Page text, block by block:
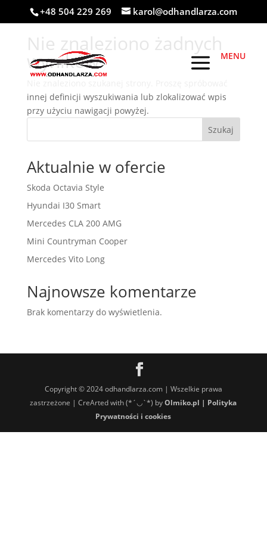
+48 504 229 269 karol@odhandlarza.com
Nie znaleziono żadnych
wyników
innej definicji wyszukiwania lub zlokalizować wpis
przy użyciu nawigacji powyżej.
Szukaj
Aktualnie w ofercie
Skoda Octavia Style
Hyundai I30 Smart
Mercedes CLA 200 AMG
Mini Countryman Cooper
Mercedes Vito Long
Najnowsze komentarze
Brak komentarzy do wyświetlenia.
Copyright © 2024 odhandlarza.com | Wszelkie prawa
zastrzeżone | CreArted with (*´◡`*) byOlmiko.pl | Polityka
Prywatności i cookies